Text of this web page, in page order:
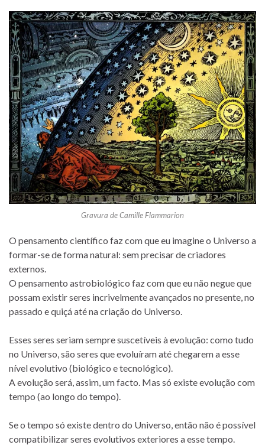
Gravura de Camille Flammarion
O pensamento científico faz com que eu imagine o Universo a
formar-se de forma natural: sem precisar de criadores
externos.
O pensamento astrobiológico faz com que eu não negue que
possam existir seres incrivelmente avançados no presente, no
passado e quiçá até na criação do Universo.
Esses seres seriam sempre suscetíveis à evolução: como tudo
no Universo, são seres que evoluíram até chegarem a esse
nível evolutivo (biológico e tecnológico).
A evolução será, assim, um facto. Mas só existe evolução com
tempo (ao longo do tempo).
Se o tempo só existe dentro do Universo, então não é possível
compatibilizar seres evolutivos exteriores a esse tempo.